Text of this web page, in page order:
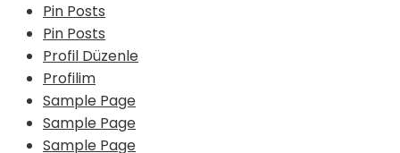
Pin Posts
Pin Posts
Profil Düzenle
Profilim
Sample Page
Sample Page
Sample Page